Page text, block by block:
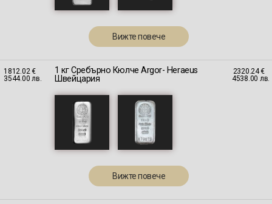
Вижте повече
1812.02 €
3544.00 лв.
1 кг Сребърно Кюлче Argor- Heraeus
Швейцария
Вижте повече
2320.24 €
4538.00 лв.